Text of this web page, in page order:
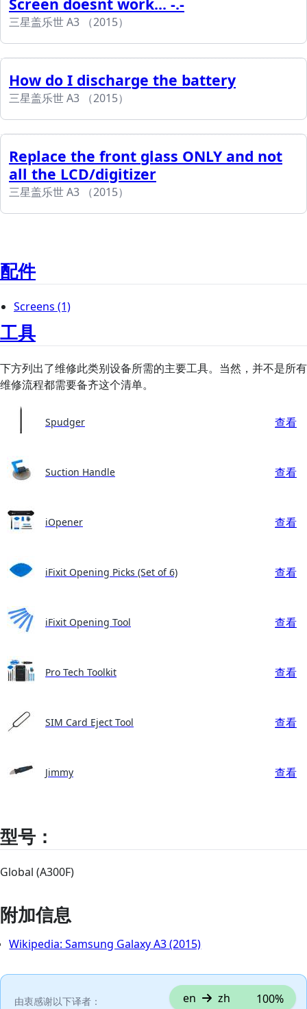
三星盖乐世 A3 （2015）
How do I discharge the battery
三星盖乐世 A3 （2015）
Replace the front glass ONLY and not
all the LCD/digitizer
三星盖乐世 A3 （2015）
配件
Screens (1)
工具
下方列出了维修此类别设备所需的主要工具。当然，并不是所有
维修流程都需要备齐这个清单。
Spudger 查看
Suction Handle 查看
iOpener 查看
iFixit Opening Picks (Set of 6) 查看
iFixit Opening Tool 查看
Pro Tech Toolkit 查看
SIM Card Eject Tool 查看
Jimmy 查看
型号：
Global (A300F)
附加信息
Wikipedia: Samsung Galaxy A3 (2015)
由衷感谢以下译者： en zh 100%